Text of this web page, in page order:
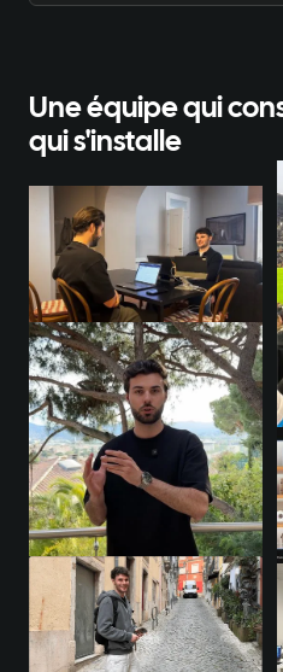
Une équipe qui
qui s'installe